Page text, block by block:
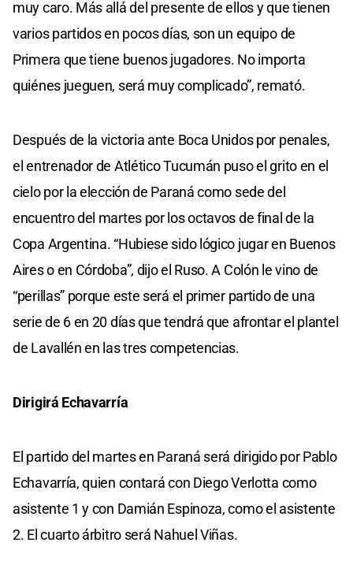
muy caro. Más allá del presente de ellos y que tienen
varios partidos en pocos días, son un equipo de
Primera que tiene buenos jugadores. No importa
quiénes jueguen, será muy complicado”, remató.
Después de la victoria ante Boca Unidos por penales,
el entrenador de Atlético Tucumán puso el grito en el
cielo por la elección de Paraná como sede del
encuentro del martes por los octavos de final de la
Copa Argentina. “Hubiese sido lógico jugar en Buenos
Aires o en Córdoba”, dijo el Ruso. A Colón le vino de
“perillas” porque este será el primer partido de una
serie de 6 en 20 días que tendrá que afrontar el plantel
de Lavallén en las tres competencias.
Dirigirá Echavarría
El partido del martes en Paraná será dirigido por Pablo
Echavarría, quien contará con Diego Verlotta como
asistente 1 y con Damián Espinoza, como el asistente
2. El cuarto árbitro será Nahuel Viñas.